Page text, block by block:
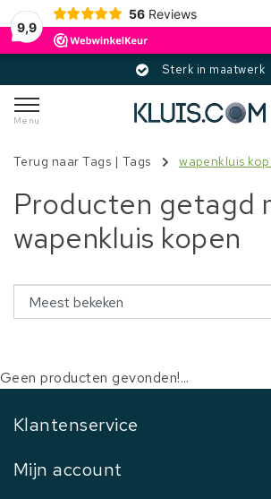
9,9
56 Reviews
Sterk in maatwerk
Menu
Terug naar Tags | Tags wapenkluis
Producten getagd
wapenkluis kopen
Geen producten gevonden!...
Klantenservice
Mijn account